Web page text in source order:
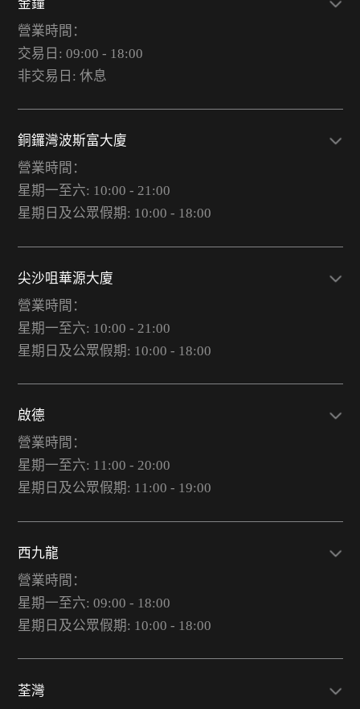
金鐘
營業時間：
交易日: 09:00 - 18:00
非交易日: 休息
銅鑼灣波斯富大廈
營業時間：
星期一至六: 10:00 - 21:00
星期日及公眾假期: 10:00 - 18:00
尖沙咀華源大廈
營業時間：
星期一至六: 10:00 - 21:00
星期日及公眾假期: 10:00 - 18:00
啟德
營業時間：
星期一至六: 11:00 - 20:00
星期日及公眾假期: 11:00 - 19:00
西九龍
營業時間：
星期一至六: 09:00 - 18:00
星期日及公眾假期: 10:00 - 18:00
荃灣